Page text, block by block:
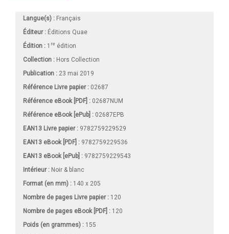
Langue(s) : Français
Éditeur : Éditions Quae
Édition : 1 re édition
Collection : Hors Collection
Publication : 23 mai 2019
Référence Livre papier : 02687
Référence eBook [PDF] : 02687NUM
Référence eBook [ePub] : 02687EPB
EAN13 Livre papier : 9782759229529
EAN13 eBook [PDF] : 9782759229536
EAN13 eBook [ePub] : 9782759229543
Intérieur : Noir & blanc
Format (en mm) : 140 x 205
Nombre de pages Livre papier: 120
Nombre de pages eBook [PDF] : 120
Poids (en grammes) : 155